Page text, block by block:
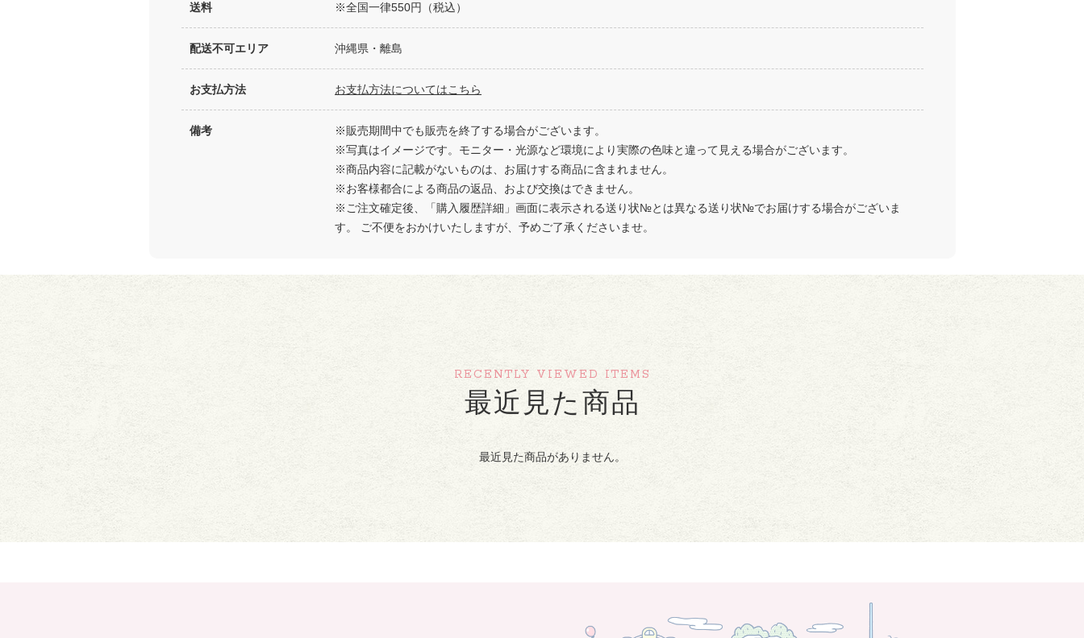
送料 ※全国一律550円（税込）
配送不可エリア 沖縄県・離島
お支払方法 お支払方法についてはこちら
備考
※販売期間中でも販売を終了する場合がございます。
※写真はイメージです。モニター・光源など環境により実際の色味と違って見える場合がございます。
※商品内容に記載がないものは、お届けする商品に含まれません。
※お客様都合による商品の返品、および交換はできません。
※ご注文確定後、「購入履歴詳細」画面に表示される送り状№とは異なる送り状№でお届けする場合がございま
す。 ご不便をおかけいたしますが、予めご了承くださいませ。
RECENTLY VIEWED ITEMS
最近見た商品
最近見た商品がありません。